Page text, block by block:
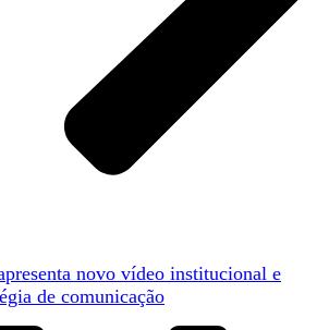
novo vídeo institucional e
de comunicação